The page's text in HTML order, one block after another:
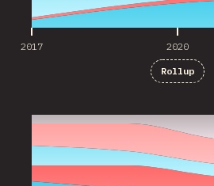
2017 2020
Rollup